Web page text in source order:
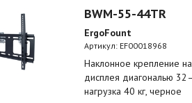
BWM-55-44TR
ErgoFount
Артикул: EF00018968
Наклонное крепление
дисплея диагональю
нагрузка 40 кг, черное